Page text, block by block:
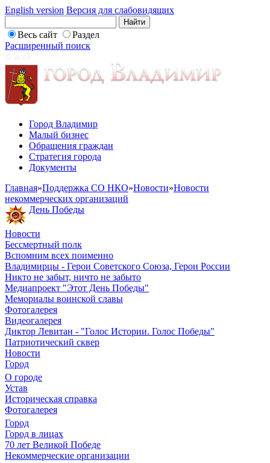
English version Версия для слабовидящих
Весь сайт
Раздел
Расширенный поиск
Город Владимир
Малый бизнес
Обращения граждан
Стратегия города
Документы
Главная»Поддержка СО НКО»Новости»Новости
некоммерческих организаций
День Победы
Новости
Бессмертный полк
Вспомним всех поименно
Владимирцы - Герои Советского Союза, Герои России
Никто не забыт, ничто не забыто
Медиапроект "Этот День Победы"
Мемориалы воинской славы
Фотогалерея
Видеогалерея
Диктор Левитан - "Голос Истории. Голос Победы"
Патриотический сквер
Новости
Город
О городе
Устав
Историческая справка
Фотогалерея
Город
Город в лицах
70 лет Великой Победе
Некоммерческие организации